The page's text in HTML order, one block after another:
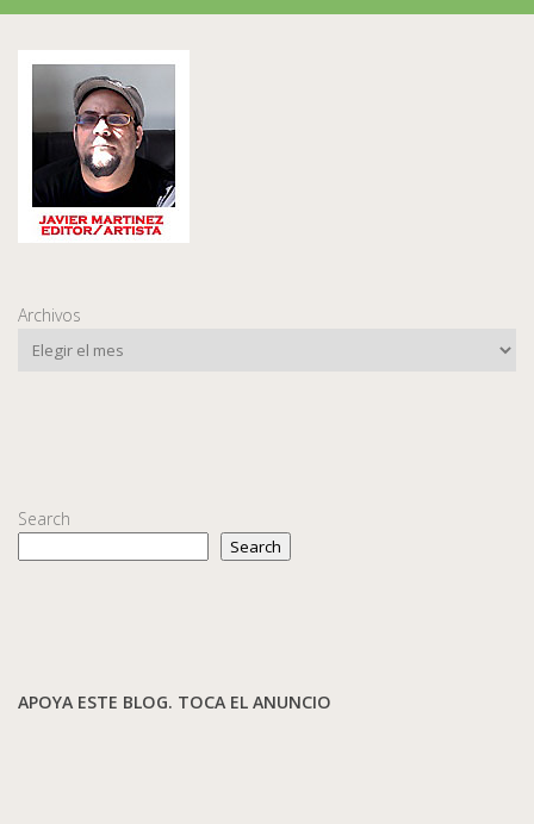
Archivos
Search
Search
APOYA ESTE BLOG. TOCA EL ANUNCIO